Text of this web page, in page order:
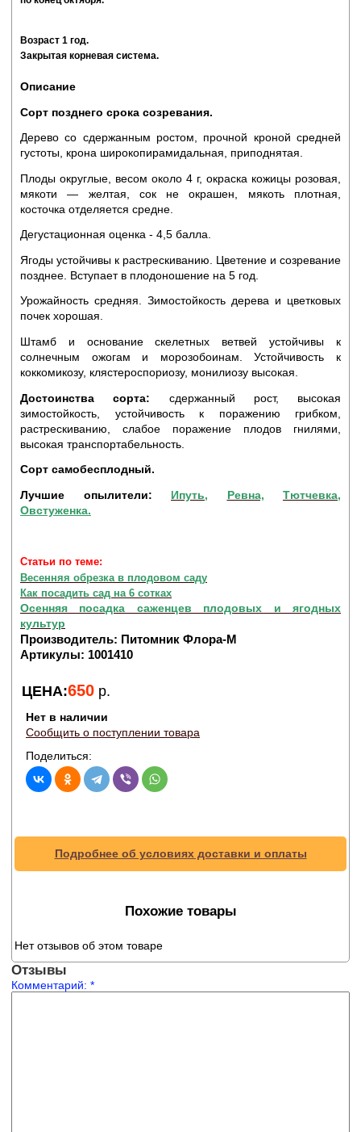
Возраст 1 год.
Закрытая корневая система.
Описание
Сорт позднего срока созревания.
Дерево со сдержанным ростом, прочной кроной средней
густоты, крона широкопирамидальная, приподнятая.
Плоды округлые, весом около 4 г, окраска кожицы розовая,
мякоти — желтая, сок не окрашен, мякоть плотная,
косточка отделяется средне.
Дегустационная оценка - 4,5 балла.
Ягоды устойчивы к растрескиванию. Цветение и созревание
позднее. Вступает в плодоношение на 5 год.
Урожайность средняя. Зимостойкость дерева и цветковых
почек хорошая.
Штамб и основание скелетных ветвей устойчивы к
солнечным ожогам и морозобоинам. Устойчивость к
коккомикозу, клястероспориозу, монилиозу высокая.
Достоинства сорта: сдержанный рост, высокая
зимостойкость, устойчивость к поражению грибком,
растрескиванию, слабое поражение плодов гнилями,
высокая транспортабельность.
Сорт самобесплодный.
Лучшие опылители: Ипуть, Ревна,
Тютчевка,
Овстуженка.
Статьи по теме:
Весенняя обрезка в плодовом саду
Как посадить сад на 6 сотках
Осенняя посадка саженцев плодовых и ягодных
культур
Производитель: Питомник Флора-М
Артикулы: 1001410
ЦЕНА:650 р.
Нет в наличии
Сообщить о поступлении товара
Поделиться:
Подробнее об условиях доставки и оплаты
Похожие товары
Нет отзывов об этом товаре
Отзывы
Комментарий: *